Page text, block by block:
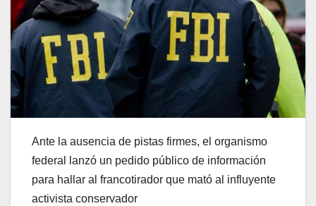
Ante la ausencia de pistas firmes, el organismo
federal lanzó un pedido público de información
para hallar al francotirador que mató al influyente
activista conservador